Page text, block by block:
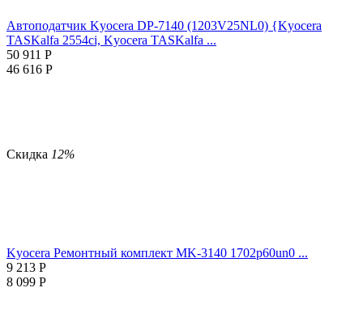
Автоподатчик Kyocera DP-7140 (1203V25NL0) {Kyocera
TASKalfa 2554ci, Kyocera TASKalfa ...
50 911 Р
46 616 Р
Скидка 12%
Kyocera Ремонтный комплект MK-3140 1702p60un0 ...
9 213 Р
8 099 Р